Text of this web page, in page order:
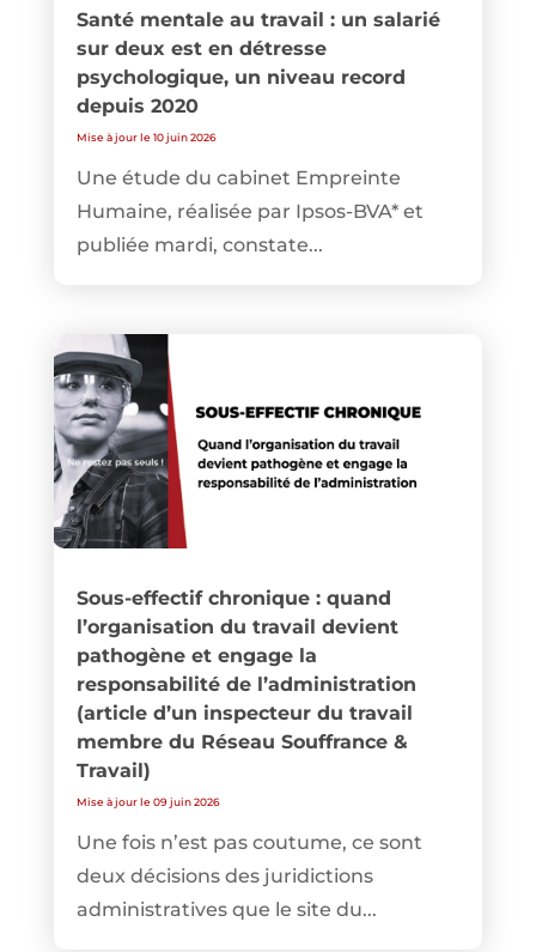
Santé mentale au travail : un salarié
sur deux est en détresse
psychologique, un niveau record
depuis 2020
Mise à jour le 10 juin 2026
Une étude du cabinet Empreinte
Humaine, réalisée par Ipsos-BVA* et
publiée mardi, constate...
Sous-effectif chronique : quand
l’organisation du travail devient
pathogène et engage la
responsabilité de l’administration
(article d’un inspecteur du travail
membre du Réseau Souffrance &
Travail)
Mise à jour le 09 juin 2026
Une fois n’est pas coutume, ce sont
deux décisions des juridictions
administratives que le site du...